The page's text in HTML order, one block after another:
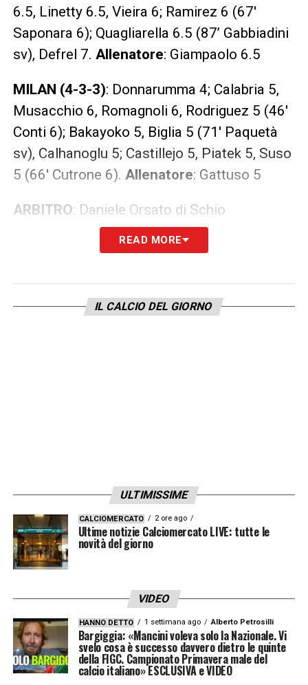
6.5, Linetty 6.5, Vieira 6; Ramirez 6 (67′
Saponara 6); Quagliarella 6.5 (87’ Gabbiadini
sv), Defrel 7. Allenatore: Giampaolo 6.5
MILAN (4-3-3): Donnarumma 4; Calabria 5,
Musacchio 6, Romagnoli 6, Rodriguez 5 (46′
Conti 6); Bakayoko 5, Biglia 5 (71′ Paquetà
sv), Calhanoglu 5; Castillejo 5, Piatek 5, Suso
5 (66′ Cutrone 6). Allenatore: Gattuso 5
ARBITRO: Daniele Orsato di Schio
: ammoniti Castillejo, Suso, Bakayoko,
Sampdoria-Milan 1-0: diretta live,
Piatek! Secondo Orsatoperò non è rigore!
L’arbitro ricorre al Var per rivedere il fallo in
area di rigore, ma decide di non dare
ugualmente il rigore. Il contatto c’è, ma non è
87′ –SECONDA SOSTITUZIONE NELLA
SAMPDORIA: entra Gabbiadini per
Quagliarella
READ MORE
IL CALCIO DEL GIORNO
ULTIMISSIME
CALCIOMERCATO 2 ore ago
Ultime notizie Calciomercato LIVE: tutte le
novità del giorno
VIDEO
HANNO DETTO 1 settimana ago Alberto Petrosilli
Bargiggia: «Mancini voleva solo la Nazionale. Vi
svelo cosa è successo davvero dietro le quinte
della FIGC. Campionato Primavera male del
calcio italiano» ESCLUSIVA e VIDEO